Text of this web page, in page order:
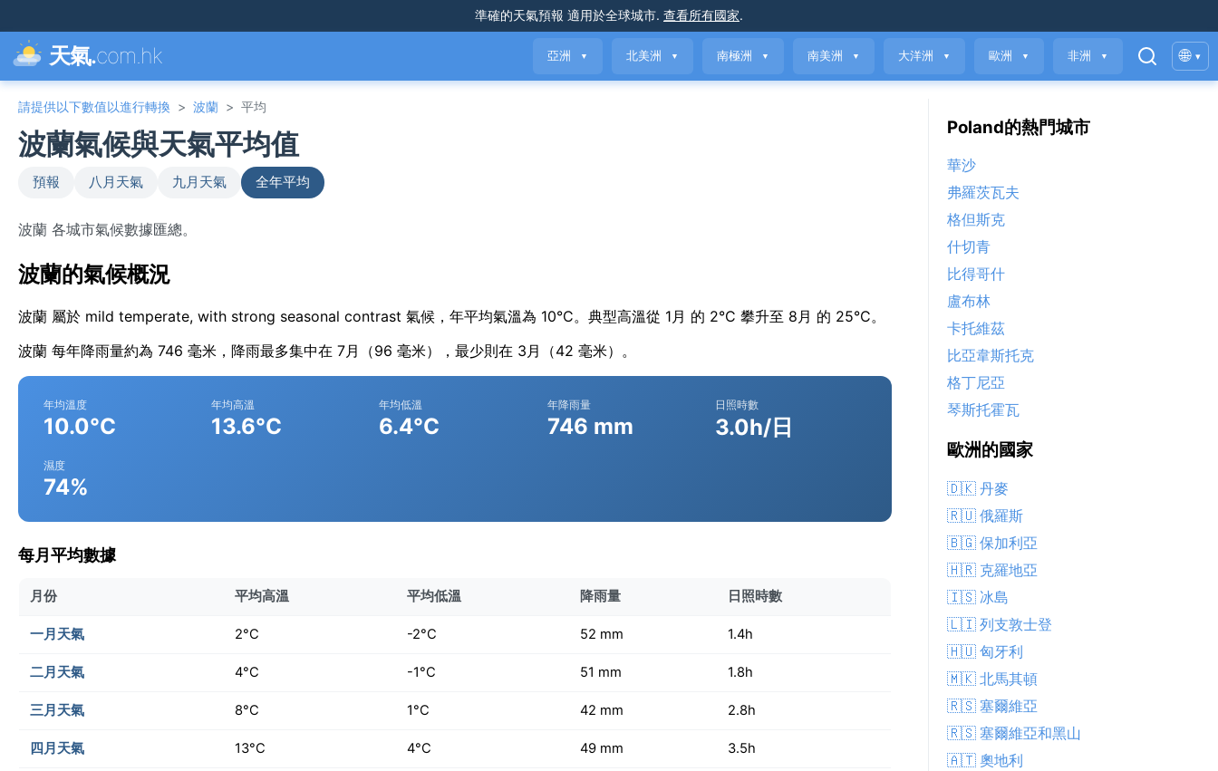
準確的天氣預報 適用於全球城市. 查看所有國家.
天氣.com.hk 亞洲 ▼ 北美洲 ▼ 南極洲 ▼ 南美洲 ▼ 大洋洲 ▼ 歐洲 ▼ 非洲 ▼ 🌐 ▾
請提供以下數值以進行轉換 > 波蘭 > 平均
波蘭氣候與天氣平均值
預報 八月天氣 九月天氣 全年平均
波蘭 各城市氣候數據匯總。
波蘭的氣候概況
波蘭 屬於 mild temperate, with strong seasonal contrast 氣候，年平均氣溫為 10°C。典型高溫從 1月 的 2°C 攀升至 8月 的 25°C。
波蘭 每年降雨量約為 746 毫米，降雨最多集中在 7月（96 毫米），最少則在 3月（42 毫米）。
年均溫度
10.0°C
年均高溫
13.6°C
年均低溫
6.4°C
年降雨量
746 mm
日照時數
3.0h/日
濕度
74%
每月平均數據
月份 平均高溫 平均低溫 降雨量 日照時數
一月天氣 2°C -2°C 52 mm 1.4h
二月天氣 4°C -1°C 51 mm 1.8h
三月天氣 8°C 1°C 42 mm 2.8h
四月天氣 13°C 4°C 49 mm 3.5h
Poland的熱門城市
華沙
弗羅茨瓦夫
格但斯克
什切青
比得哥什
盧布林
卡托維茲
比亞韋斯托克
格丁尼亞
琴斯托霍瓦
歐洲的國家
🇩🇰 丹麥
🇷🇺 俄羅斯
🇧🇬 保加利亞
🇭🇷 克羅地亞
🇮🇸 冰島
🇱🇮 列支敦士登
🇭🇺 匈牙利
🇲🇰 北馬其頓
🇷🇸 塞爾維亞
🇷🇸 塞爾維亞和黑山
🇦🇹 奧地利